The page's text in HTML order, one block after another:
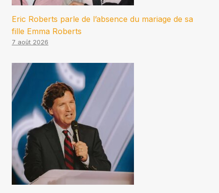
Eric Roberts parle de l’absence du mariage de sa
fille Emma Roberts
7 août 2026